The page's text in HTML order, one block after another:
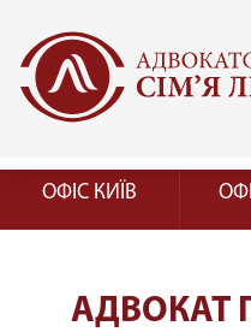
ОФІС КИЇВ
АДВОКАТ